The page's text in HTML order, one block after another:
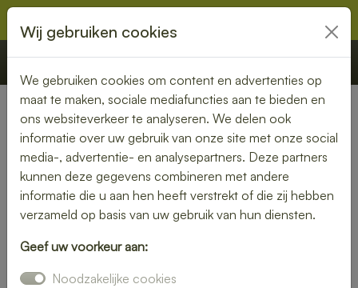
€ 0,00 Offerte Bestellen
Nederland»Zuid-Holland» Delfgauw
Lunch laten bezorgen in
Delfgauw – vers, snel en
smaakvol
maken? Laat je lunch bezorgen in Delfgauw en geniet van
Wij gebruiken cookies
We gebruiken cookies om content en advertenties op
maat te maken, sociale mediafuncties aan te bieden en
ons websiteverkeer te analyseren. We delen ook
informatie over uw gebruik van onze site met onze social
media-, advertentie- en analysepartners. Deze partners
kunnen deze gegevens combineren met andere
informatie die u aan hen heeft verstrekt of die zij hebben
verzameld op basis van uw gebruik van hun diensten.
Geef uw voorkeur aan:
Noodzakelijke cookies